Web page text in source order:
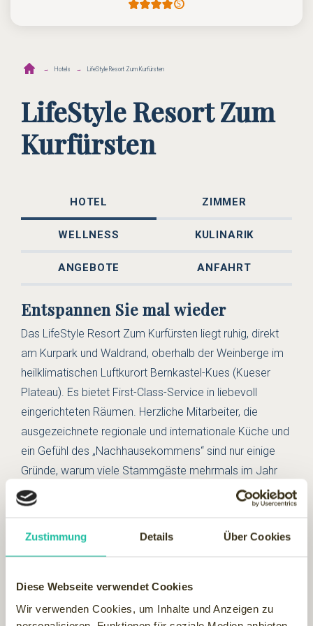
Zustimmung Details Über Cookies
Diese Webseite verwendet Cookies
Wir verwenden Cookies, um Inhalte und Anzeigen zu
Hotels LifeStyle Resort Zum Kurfürsten
LifeStyle Resort Zum
Kurfürsten
HOTEL ZIMMER
WELLNESS KULINARIK
ANGEBOTE ANFAHRT
Entspannen Sie mal wieder
Das LifeStyle Resort Zum Kurfürsten liegt ruhig, direkt
am Kurpark und Waldrand, oberhalb der Weinberge im
heilklimatischen Luftkurort Bernkastel-Kues (Kueser
Plateau). Es bietet First-Class-Service in liebevoll
eingerichteten Räumen. Herzliche Mitarbeiter, die
ausgezeichnete regionale und internationale Küche und
ein Gefühl des „Nachhausekommens“ sind nur einige
Gründe, warum viele Stammgäste mehrmals im Jahr
hier her kommen.
Hier heißt es:
relaxen, sich verwöhnen lassen, Wellness
erleben, etwas für die Gesundheit tun oder einfach
Sport und Kultur
Sportliche Gäste
geniessen einen Spaziergang durch
die Eiserne Weinkarte, einen der herrlichen